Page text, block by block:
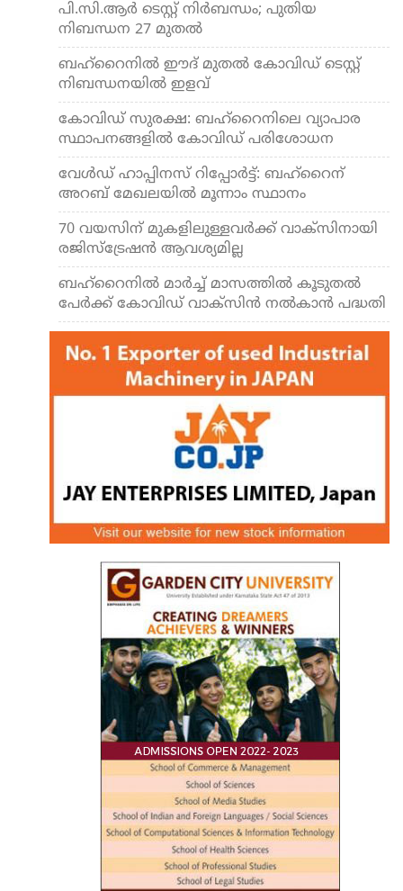
പി.സി.ആര്‍ ടെസ്റ്റ് നിര്‍ബന്ധം; പുതിയ
നിബന്ധന 27 മുതല്‍
ബഹ്‌റൈനില്‍ ഈദ് മുതല്‍ കോവിഡ് ടെസ്റ്റ്
നിബന്ധനയില്‍ ഇളവ്
കോവിഡ് സുരക്ഷ: ബഹ്‌റൈനിലെ വ്യാപാര
സ്ഥാപനങ്ങളില്‍ കോവിഡ് പരിശോധന
വേള്‍ഡ് ഹാപ്പിനസ് റിപ്പോര്‍ട്ട്: ബഹ്‌റൈന്
അറബ് മേഖലയില്‍ മൂന്നാം സ്ഥാനം
70 വയസിന് മുകളിലുള്ളവര്‍ക്ക് വാക്‌സിനായി
രജിസ്‌ട്രേഷന്‍ ആവശ്യമില്ല
ബഹ്‌റൈനില്‍ മാര്‍ച്ച് മാസത്തില്‍ കൂടുതല്‍
പേര്‍ക്ക് കോവിഡ് വാക്‌സിന്‍ നല്‍കാന്‍ പദ്ധതി